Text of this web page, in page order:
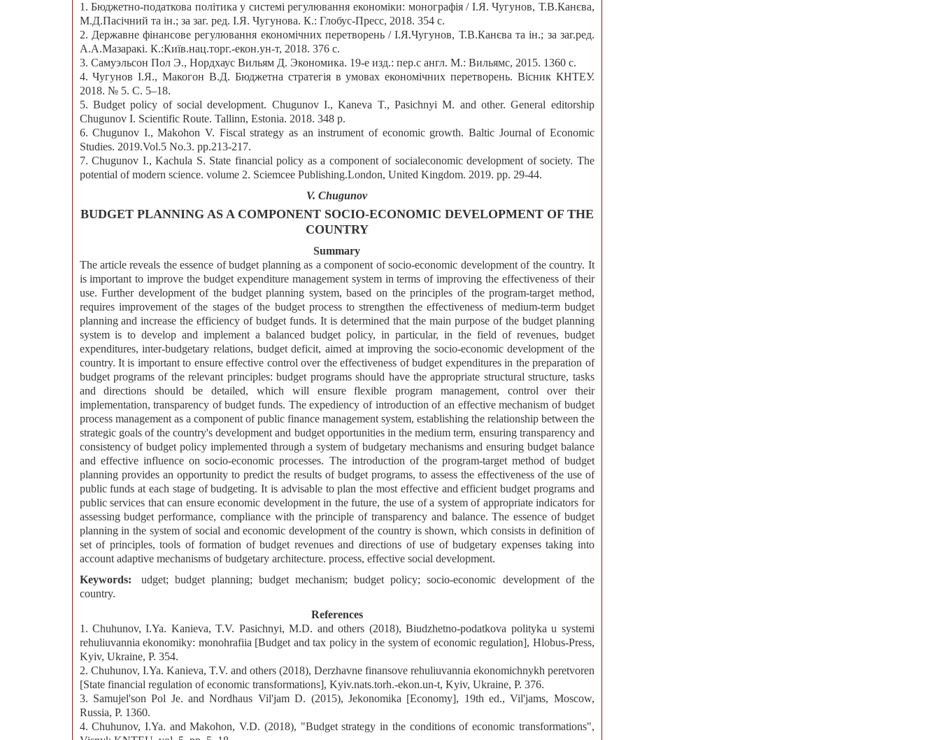
1. Бюджетно-податкова політика у системі регулювання економіки: монографія / І.Я. Чугунов, Т.В.Канєва,
М.Д.Пасічний та ін.; за заг. ред. І.Я. Чугунова. К.: Глобус-Пресс, 2018. 354 с.
2. Державне фінансове регулювання економічних перетворень / І.Я.Чугунов, Т.В.Канєва та ін.; за заг.ред.
А.А.Мазаракі. К.:Київ.нац.торг.-екон.ун-т, 2018. 376 с.
3. Самуэльсон Пол Э., Нордхаус Вильям Д. Экономика. 19-е изд.: пер.с англ. М.: Вильямс, 2015. 1360 с.
4. Чугунов І.Я., Макогон В.Д. Бюджетна стратегія в умовах економічних перетворень. Вісник КНТЕУ.
2018. № 5. С. 5–18.
5. Budget policy of social development. Chugunov I., Kaneva T., Pasichnyi M. and other. General editorship
Chugunov I. Scientific Route. Tallinn, Estonia. 2018. 348 p.
6. Chugunov I., Makohon V. Fiscal strategy as an instrument of economic growth. Baltic Journal of Economic
Studies. 2019.Vol.5 No.3. pp.213-217.
7. Chugunov I., Kachula S. State financial policy as a component of socialeconomic development of society. The
potential of modern science. volume 2. Sciemcee Publishing.London, United Kingdom. 2019. pp. 29-44.
V. Chugunov
BUDGET PLANNING AS A COMPONENT SOCIO-ECONOMIC DEVELOPMENT OF THE
COUNTRY
Summary
The article reveals the essence of budget planning as a component of socio-economic development of the country. It
is important to improve the budget expenditure management system in terms of improving the effectiveness of their
use. Further development of the budget planning system, based on the principles of the program-target method,
requires improvement of the stages of the budget process to strengthen the effectiveness of medium-term budget
planning and increase the efficiency of budget funds. It is determined that the main purpose of the budget planning
system is to develop and implement a balanced budget policy, in particular, in the field of revenues, budget
expenditures, inter-budgetary relations, budget deficit, aimed at improving the socio-economic development of the
country. It is important to ensure effective control over the effectiveness of budget expenditures in the preparation of
budget programs of the relevant principles: budget programs should have the appropriate structural structure, tasks
and directions should be detailed, which will ensure flexible program management, control over their
implementation, transparency of budget funds. The expediency of introduction of an effective mechanism of budget
process management as a component of public finance management system, establishing the relationship between the
strategic goals of the country's development and budget opportunities in the medium term, ensuring transparency and
consistency of budget policy implemented through a system of budgetary mechanisms and ensuring budget balance
and effective influence on socio-economic processes. The introduction of the program-target method of budget
planning provides an opportunity to predict the results of budget programs, to assess the effectiveness of the use of
public funds at each stage of budgeting. It is advisable to plan the most effective and efficient budget programs and
public services that can ensure economic development in the future, the use of a system of appropriate indicators for
assessing budget performance, compliance with the principle of transparency and balance. The essence of budget
planning in the system of social and economic development of the country is shown, which consists in definition of
set of principles, tools of formation of budget revenues and directions of use of budgetary expenses taking into
account adaptive mechanisms of budgetary architecture. process, effective social development.
Keywords:
udget; budget planning; budget mechanism; budget policy; socio-economic development of the
country.
References
1. Chuhunov, I.Ya. Kanieva, T.V. Pasichnyi, M.D. and others (2018), Biudzhetno-podatkova polityka u systemi
rehuliuvannia ekonomiky: monohrafiia [Budget and tax policy in the system of economic regulation], Hlobus-Press,
Kyiv, Ukraine, P. 354.
2. Chuhunov, I.Ya. Kanieva, T.V. and others (2018), Derzhavne finansove rehuliuvannia ekonomichnykh peretvoren
[State financial regulation of economic transformations], Kyiv.nats.torh.-ekon.un-t, Kyiv, Ukraine, P. 376.
3. Samujel'son Pol Je. and Nordhaus Vil'jam D. (2015), Jekonomika [Economy], 19th ed., Vil'jams, Moscow,
Russia, P. 1360.
4. Chuhunov, I.Ya. and Makohon, V.D. (2018), "Budget strategy in the conditions of economic transformations",